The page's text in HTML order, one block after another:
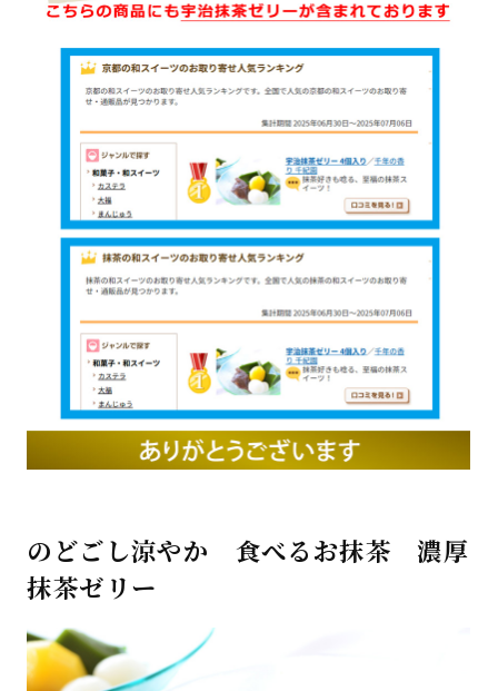
のどごし涼やか 食べるお抹茶 濃厚
抹茶ゼリー